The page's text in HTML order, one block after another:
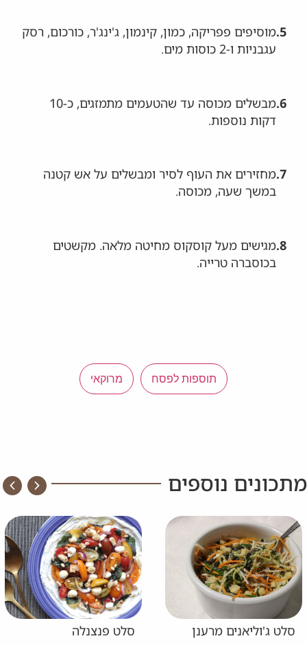
5. מוסיפים פפריקה, כמון, קינמון, ג'ינג'ר, כורכום, רסק
עגבניות ו-2 כוסות מים.
6.
מבשלים מכוסה עד שהטעמים מתמזגים, כ-10
דקות נוספות.
7. מחזירים את העוף לסיר ומבשלים על אש קטנה
במשך שעה, מכוסה.
8. מגישים מעל קוסקוס מחיטה מלאה. מקשטים
בכוסברה טרייה.
תוספות לפסח מרוקאי
מתכונים נוספים
סלט ג'וליאנים מרענן סלט פנצנלה